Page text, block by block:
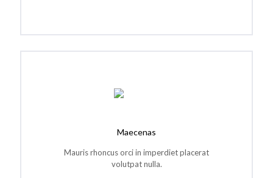
Maecenas
Mauris rhoncus orci in imperdiet placerat
volutpat nulla.